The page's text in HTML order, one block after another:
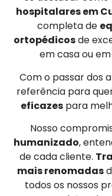
hospitalares em
completa de
ortopédicosde
em casa ou
Com o passar dos
referência para
eficazespara
Nosso
humanizado,
de cada cliente.
mais renomadas
todos os nossos